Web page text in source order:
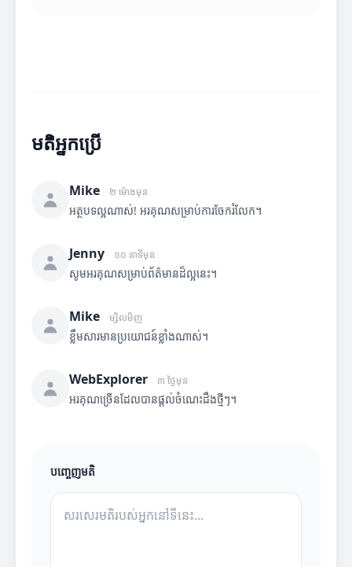
មតិអ្នកប្រើ
Mike ២ ម៉ោងមុន
អត្ថបទល្អណាស់! អរគុណសម្រាប់ការចែករំលែក។
Jenny ១០ នាទីមុន
សូមអរគុណសម្រាប់ព័ត៌មានដ៏ល្អនេះ។
Mike ម្សិលមិញ
ខ្លឹមសារមានប្រយោជន៍ខ្លាំងណាស់។
WebExplorer ៣ ថ្ងៃមុន
អរគុណច្រើនដែលបានផ្តល់ចំណេះដឹងថ្មីៗ។
បញ្ចេញមតិ